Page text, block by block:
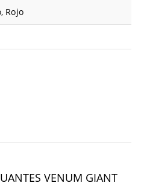
Rojo
VENUM GIANT